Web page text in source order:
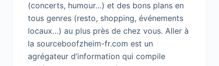
(concerts, humour…) et des bons plans en
tous genres (resto, shopping, événements
locaux…) au plus près de chez vous. Aller à
la sourceboofzheim-fr.com est un
agrégateur d’information qui compile